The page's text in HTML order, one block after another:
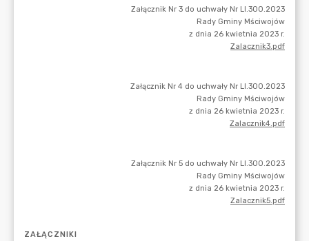
ZAŁĄCZNIKI